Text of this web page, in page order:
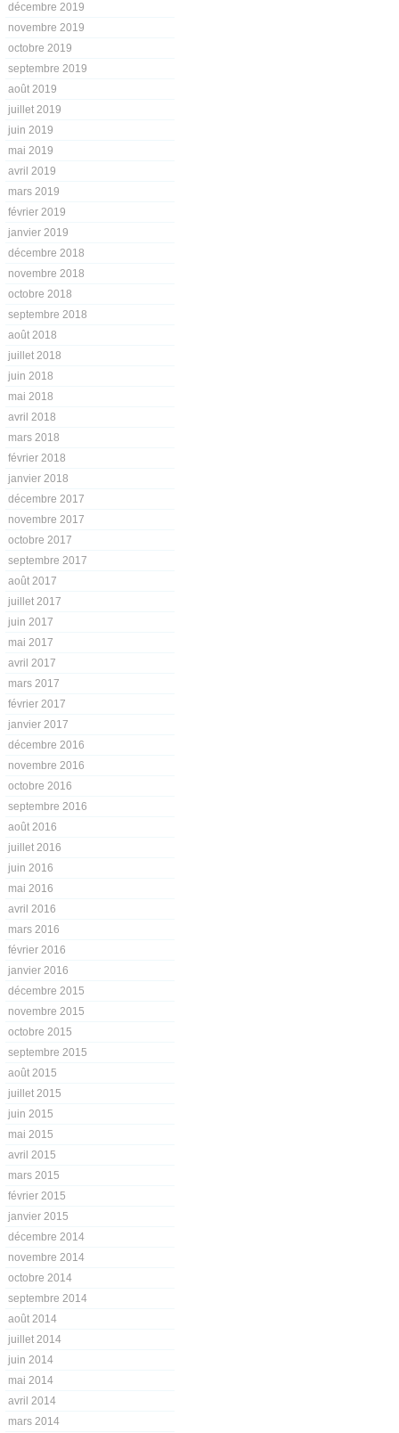
décembre 2019
novembre 2019
octobre 2019
septembre 2019
août 2019
juillet 2019
juin 2019
mai 2019
avril 2019
mars 2019
février 2019
janvier 2019
décembre 2018
novembre 2018
octobre 2018
septembre 2018
août 2018
juillet 2018
juin 2018
mai 2018
avril 2018
mars 2018
février 2018
janvier 2018
décembre 2017
novembre 2017
octobre 2017
septembre 2017
août 2017
juillet 2017
juin 2017
mai 2017
avril 2017
mars 2017
février 2017
janvier 2017
décembre 2016
novembre 2016
octobre 2016
septembre 2016
août 2016
juillet 2016
juin 2016
mai 2016
avril 2016
mars 2016
février 2016
janvier 2016
décembre 2015
novembre 2015
octobre 2015
septembre 2015
août 2015
juillet 2015
juin 2015
mai 2015
avril 2015
mars 2015
février 2015
janvier 2015
décembre 2014
novembre 2014
octobre 2014
septembre 2014
août 2014
juillet 2014
juin 2014
mai 2014
avril 2014
mars 2014